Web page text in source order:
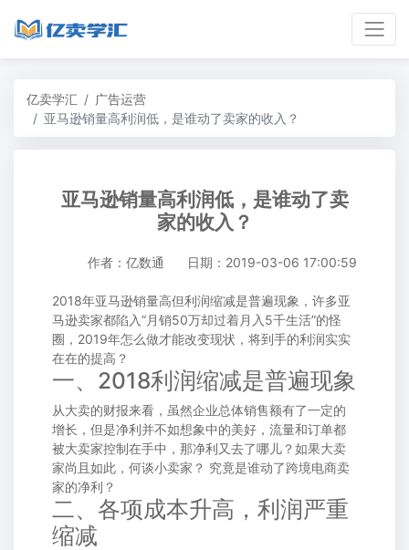
亿卖学汇
广告运营
亚马逊销量高利润低，是谁动了卖家的收入？
亚马逊销量高利润低，是谁动了卖
家的收入？
作者：亿数通 日期：2019-03-06 17:00:59
2018年亚马逊销量高但利润缩减是普遍现象，许多亚
马逊卖家都陷入“月销50万却过着月入5千生活”的怪
圈，2019年怎么做才能改变现状，将到手的利润实实
在在的提高？
一、2018利润缩减是普遍现象
从大卖的财报来看，虽然企业总体销售额有了一定的
增长，但是净利并不如想象中的美好，流量和订单都
被大卖家控制在手中，那净利又去了哪儿？如果大卖
家尚且如此，何谈小卖家？ 究竟是谁动了跨境电商卖
家的净利？
二、各项成本升高，利润严重
缩减